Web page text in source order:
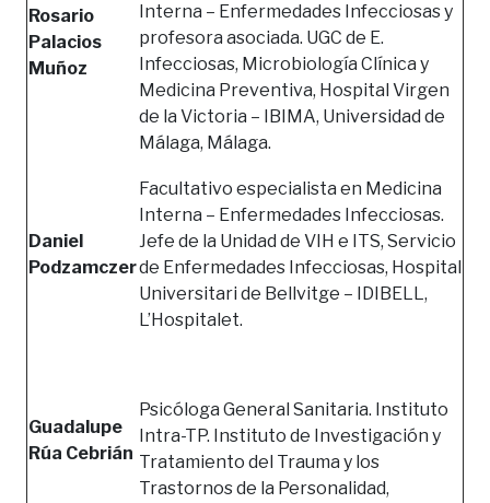
Rosario
Palacios
Muñoz
Interna – Enfermedades Infecciosas y
profesora asociada. UGC de E.
Infecciosas, Microbiología Clínica y
Medicina Preventiva, Hospital Virgen
de la Victoria – IBIMA, Universidad de
Málaga, Málaga.
Daniel
Podzamczer
Facultativo especialista en Medicina
Interna – Enfermedades Infecciosas.
Jefe de la Unidad de VIH e ITS, Servicio
de Enfermedades Infecciosas, Hospital
Universitari de Bellvitge – IDIBELL,
L’Hospitalet.
Guadalupe
Rúa Cebrián
Psicóloga General Sanitaria. Instituto
Intra-TP. Instituto de Investigación y
Tratamiento del Trauma y los
Trastornos de la Personalidad,